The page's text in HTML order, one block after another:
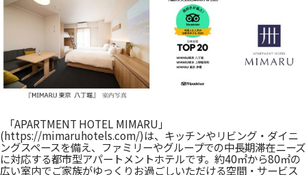
「APARTMENT HOTEL MIMARU」
(https://mimaruhotels.com/)は、キッチンやリビング・ダイニ
ングスペースを備え、ファミリーやグループでの中長期滞在ニーズ
に対応する都市型アパートメントホテルです。約40㎡から80㎡の
広い室内でご家族がゆっくりお過ごしいただける空間・サービス